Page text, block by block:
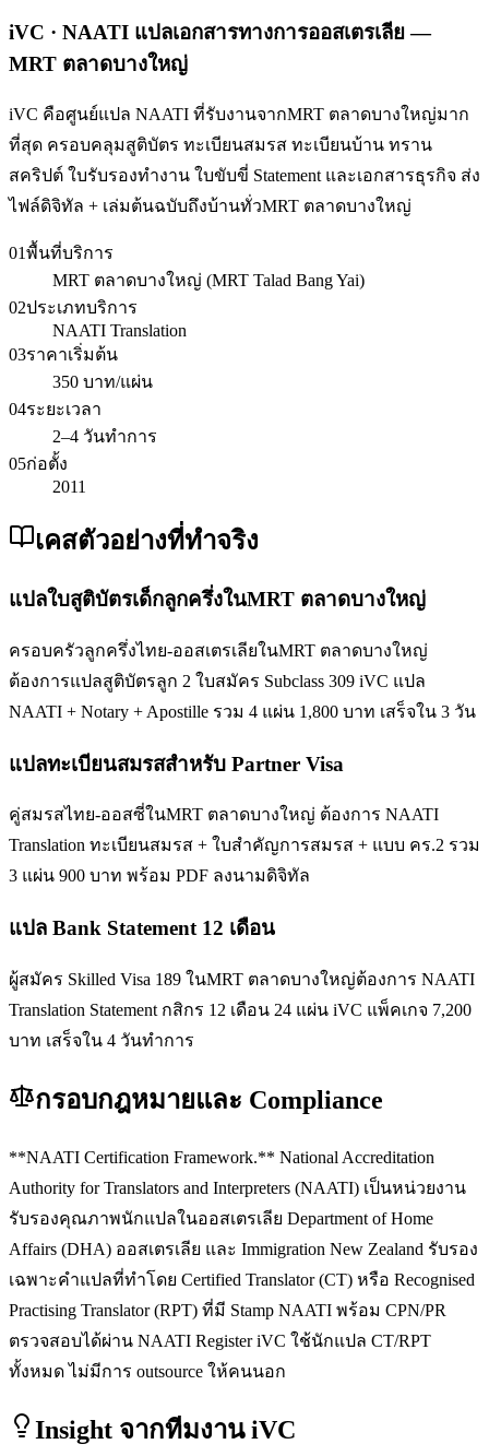
iVC · NAATI แปลเอกสารทางการออสเตรเลีย —
MRT ตลาดบางใหญ่
iVC คือศูนย์แปล NAATI ที่รับงานจากMRT ตลาดบางใหญ่มาก
ที่สุด ครอบคลุมสูติบัตร ทะเบียนสมรส ทะเบียนบ้าน ทราน
สคริปต์ ใบรับรองทำงาน ใบขับขี่ Statement และเอกสารธุรกิจ ส่ง
ไฟล์ดิจิทัล + เล่มต้นฉบับถึงบ้านทั่วMRT ตลาดบางใหญ่
01พื้นที่บริการ
MRT ตลาดบางใหญ่ (MRT Talad Bang Yai)
02ประเภทบริการ
NAATI Translation
03ราคาเริ่มต้น
350 บาท/แผ่น
04ระยะเวลา
2–4 วันทำการ
05ก่อตั้ง
2011
เคสตัวอย่างที่ทำจริง
แปลใบสูติบัตรเด็กลูกครึ่งในMRT ตลาดบางใหญ่
ครอบครัวลูกครึ่งไทย-ออสเตรเลียในMRT ตลาดบางใหญ่
ต้องการแปลสูติบัตรลูก 2 ใบสมัคร Subclass 309 iVC แปล
NAATI + Notary + Apostille รวม 4 แผ่น 1,800 บาท เสร็จใน 3 วัน
แปลทะเบียนสมรสสำหรับ Partner Visa
คู่สมรสไทย-ออสซี่ในMRT ตลาดบางใหญ่ ต้องการ NAATI
Translation ทะเบียนสมรส + ใบสำคัญการสมรส + แบบ คร.2 รวม
3 แผ่น 900 บาท พร้อม PDF ลงนามดิจิทัล
แปล Bank Statement 12 เดือน
ผู้สมัคร Skilled Visa 189 ในMRT ตลาดบางใหญ่ต้องการ NAATI
Translation Statement กสิกร 12 เดือน 24 แผ่น iVC แพ็คเกจ 7,200
บาท เสร็จใน 4 วันทำการ
กรอบกฎหมายและ Compliance
**NAATI Certification Framework.** National Accreditation
Authority for Translators and Interpreters (NAATI) เป็นหน่วยงาน
รับรองคุณภาพนักแปลในออสเตรเลีย Department of Home
Affairs (DHA) ออสเตรเลีย และ Immigration New Zealand รับรอง
เฉพาะคำแปลที่ทำโดย Certified Translator (CT) หรือ Recognised
Practising Translator (RPT) ที่มี Stamp NAATI พร้อม CPN/PR
ตรวจสอบได้ผ่าน NAATI Register iVC ใช้นักแปล CT/RPT
ทั้งหมด ไม่มีการ outsource ให้คนนอก
Insight จากทีมงาน iVC